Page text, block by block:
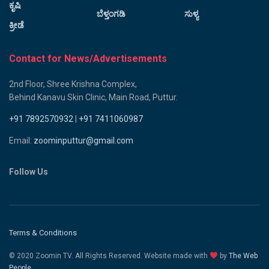
ಕೃಷಿ
ಕ್ರೀಡೆ
ಬೆಳ್ತಂಗಡಿ ಸುಳ್ಯ
Contact for News/Advertisements
2nd Floor, Shree Krishna Complex,
Behind Kanavu Skin Clinic, Main Road, Puttur.
+91 7892570932 +91 7411060987
Email: zoominputtur@gmail.com
Follow Us
Terms & Conditions
© 2020 Zoomin TV. All Rights Reserved. Website made with by The Web